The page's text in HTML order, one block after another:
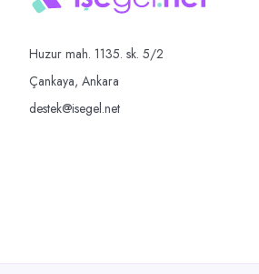
Huzur mah. 1135. sk. 5/2
Çankaya, Ankara
destek@isegel.net